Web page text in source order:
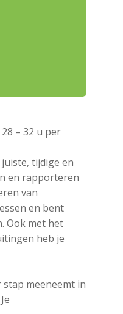
– 32 u per
tijdige en
en rapporteren
van
en bent
Ook met het
heb je
meeneemt in